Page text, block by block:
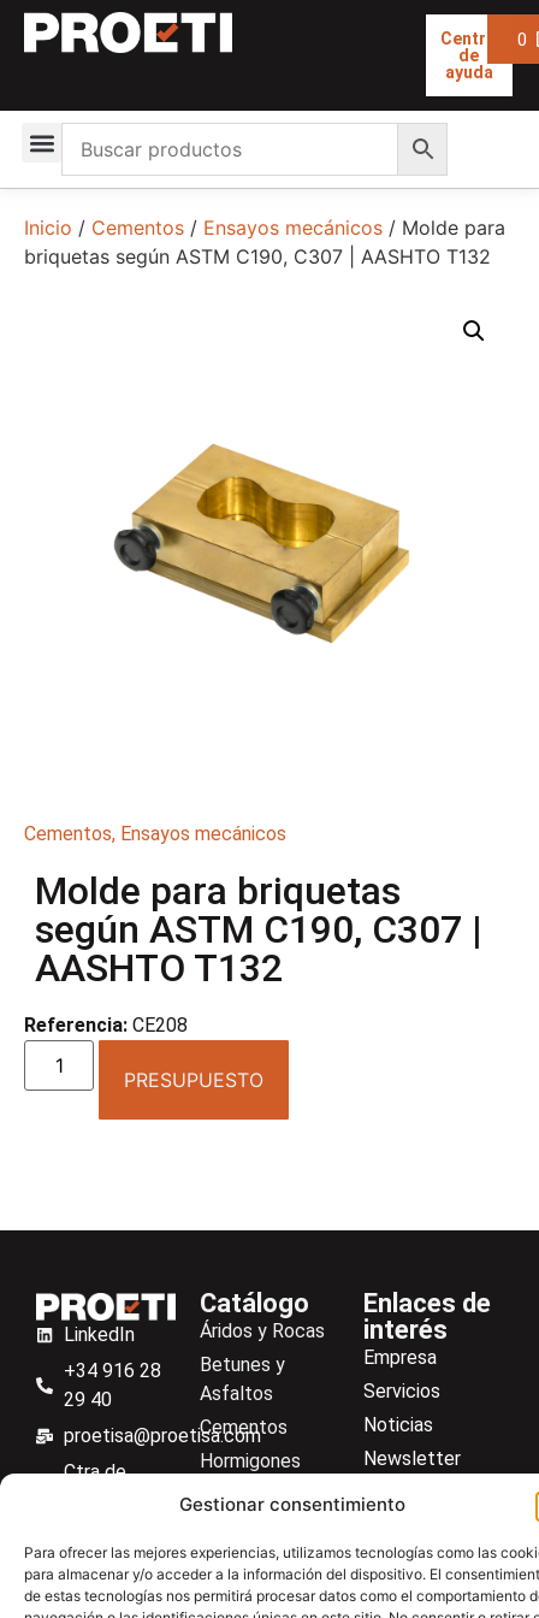
Gestionar consentimiento
Para ofrecer las mejores experiencias, utilizamos tecnologías como las
para almacenar y/o acceder a la información del dispositivo. El
de estas tecnologías nos permitirá procesar datos como el comportamiento
Centro
de
ayuda
0
Inicio / Cementos / Ensayos mecánicos / Molde para
briquetas según ASTM C190, C307 | AASHTO T132
Cementos, Ensayos mecánicos
Molde para briquetas
según ASTM C190, C307 |
AASHTO T132
Referencia: CE208
PRESUPUESTO
LinkedIn
+34 916 28
29 40
proetisa@proetisa.com
Ctra de
M-106, Km
4,1, 28110
Catálogo
Áridos y Rocas
Betunes y
Asfaltos
Cementos
Hormigones
Suelos
Aceros
Material general
Enlaces de
interés
Empresa
Servicios
Noticias
Newsletter
Descargas
Centro de ayuda